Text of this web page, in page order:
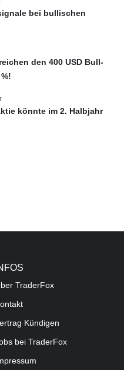
bei bullischen
den 400 USD Bull-
könnte im 2. Halbjahr
TraderFox
Kündigen
bei TraderFox